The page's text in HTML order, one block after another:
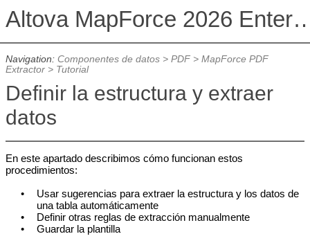
Altova MapForce 2026
Navigation: Componentes de datos> PDF> MapForce PDF
Extractor> Tutorial
Definir la estructura y extraer
datos
En este apartado describimos cómo funcionan estos
procedimientos:
•
Usar sugerencias para extraer la estructura y los datos de
una tabla automáticamente
•
Definir otras reglas de extracción manualmente
•
Guardar la plantilla